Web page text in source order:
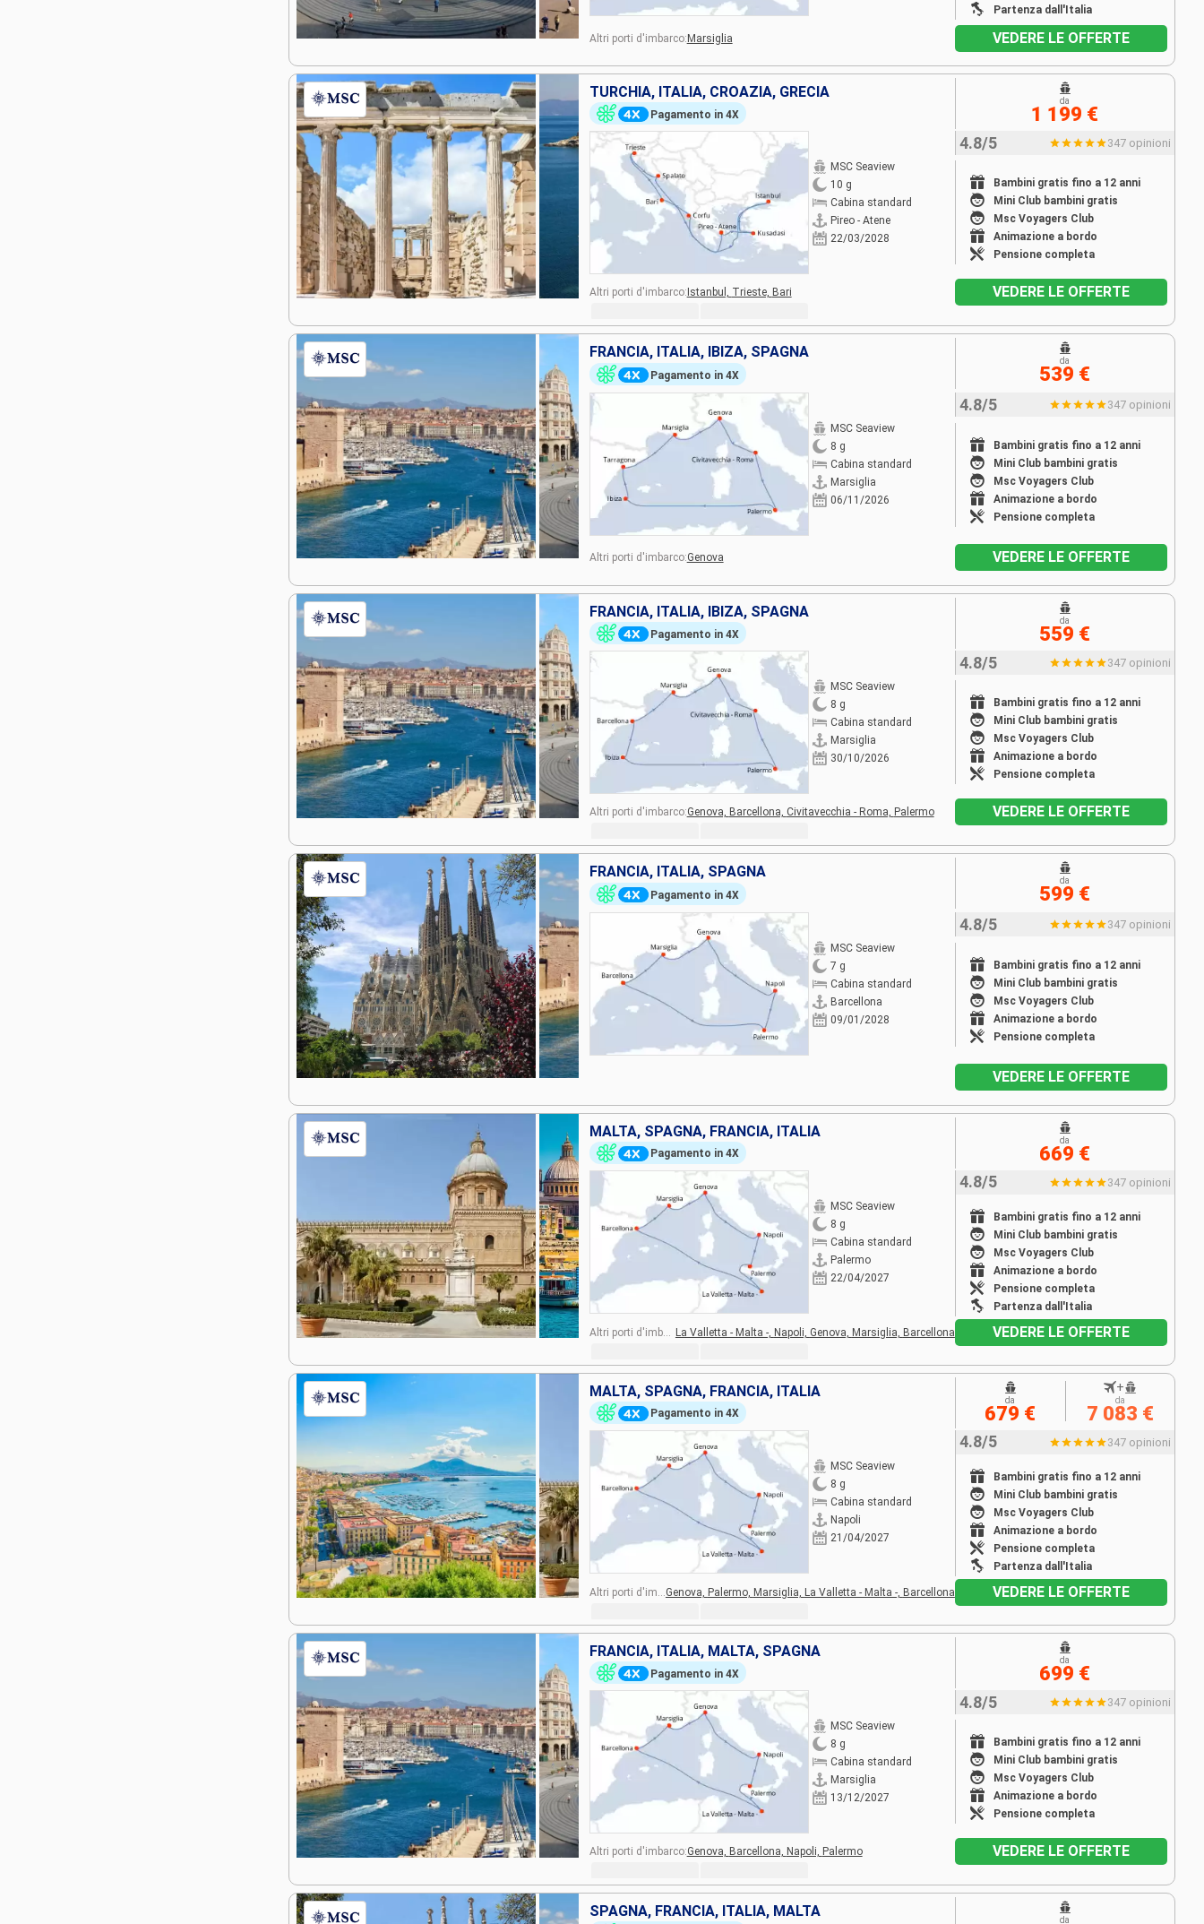
Partenza dall'Italia
Altri porti d'imbarco:Marsiglia VEDERE LE OFFERTE
TURCHIA, ITALIA, CROAZIA, GRECIA
Pagamento in 4X
MSC Seaview
10 g
Cabina standard
Pireo - Atene
22/03/2028
4.8/5 347 opinioni
Bambini gratis fino a 12 anni
Mini Club bambini gratis
Msc Voyagers Club
Animazione a bordo
Pensione completa
da
1 199 €
Altri porti d'imbarco:Istanbul, Trieste, Bari VEDERE LE OFFERTE
FRANCIA, ITALIA, IBIZA, SPAGNA
Pagamento in 4X
MSC Seaview
8 g
Cabina standard
Marsiglia
06/11/2026
4.8/5 347 opinioni
Bambini gratis fino a 12 anni
Mini Club bambini gratis
Msc Voyagers Club
Animazione a bordo
Pensione completa
da
539 €
Altri porti d'imbarco:Genova VEDERE LE OFFERTE
FRANCIA, ITALIA, IBIZA, SPAGNA
Pagamento in 4X
MSC Seaview
8 g
Cabina standard
Marsiglia
30/10/2026
4.8/5 347 opinioni
Bambini gratis fino a 12 anni
Mini Club bambini gratis
Msc Voyagers Club
Animazione a bordo
Pensione completa
da
559 €
Altri porti d'imbarco:Genova, Barcellona, Civitavecchia - Roma, Palermo VEDERE LE OFFERTE
FRANCIA, ITALIA, SPAGNA
Pagamento in 4X
MSC Seaview
7 g
Cabina standard
Barcellona
09/01/2028
4.8/5 347 opinioni
Bambini gratis fino a 12 anni
Mini Club bambini gratis
Msc Voyagers Club
Animazione a bordo
Pensione completa
da
599 €
VEDERE LE OFFERTE
MALTA, SPAGNA, FRANCIA, ITALIA
Pagamento in 4X
MSC Seaview
8 g
Cabina standard
Palermo
22/04/2027
4.8/5 347 opinioni
Bambini gratis fino a 12 anni
Mini Club bambini gratis
Msc Voyagers Club
Animazione a bordo
Pensione completa
Partenza dall'Italia
da
669 €
Altri porti d'imbarco: La Valletta - Malta -, Napoli, Genova, Marsiglia, Barcellona VEDERE LE OFFERTE
MALTA, SPAGNA, FRANCIA, ITALIA
Pagamento in 4X
MSC Seaview
8 g
Cabina standard
Napoli
21/04/2027
4.8/5 347 opinioni
Bambini gratis fino a 12 anni
Mini Club bambini gratis
Msc Voyagers Club
Animazione a bordo
Pensione completa
Partenza dall'Italia
da
679 €
+
da
7 083 €
Genova, Palermo, Marsiglia, La Valletta - Malta -, Barcellona VEDERE LE OFFERTE
FRANCIA, ITALIA, MALTA, SPAGNA
Pagamento in 4X
MSC Seaview
8 g
Cabina standard
Marsiglia
13/12/2027
4.8/5 347 opinioni
Bambini gratis fino a 12 anni
Mini Club bambini gratis
Msc Voyagers Club
Animazione a bordo
Pensione completa
da
699 €
Altri porti d'imbarco:Genova, Barcellona, Napoli, Palermo VEDERE LE OFFERTE
SPAGNA, FRANCIA, ITALIA, MALTA
da